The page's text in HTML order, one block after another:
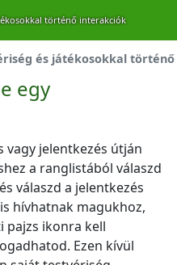
történő interakciók
és játékosokkal történő
egy
vagy jelentkezés útján
a ranglistából válaszd
válaszd a jelentkezés
hívhatnak magukhoz,
pajzs ikonra kell
Ezen kívül